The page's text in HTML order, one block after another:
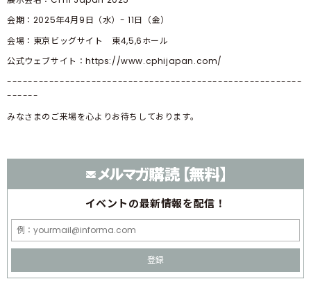
会期：2025年4月9日（水）- 11日（金）
会場：東京ビッグサイト 東4,5,6ホール
公式ウェブサイト：https://www.cphijapan.com/
--------------------------------------------------------
------
みなさまのご来場を心よりお待ちしております。
イベントの最新情報を配信！
登録